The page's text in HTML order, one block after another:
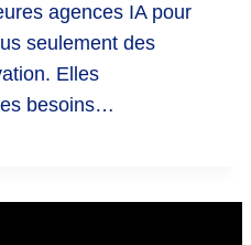
agences IA pour
seulement des
Elles
besoins…